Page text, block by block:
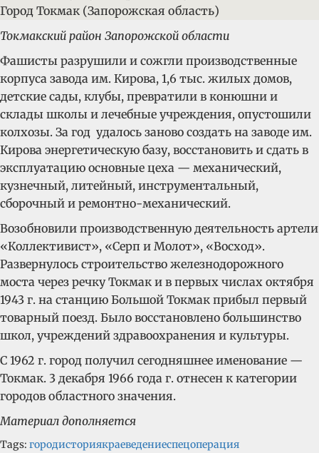
Токмакский район Запорожской области
Фашисты разрушили и сожгли производственные
корпуса завода им. Кирова, 1,6 тыс. жилых домов,
детские сады, клубы, превратили в конюшни и
склады школы и лечебные учреждения, опустошили
колхозы. За год удалось заново создать на заводе им.
Кирова энергетическую базу, восстановить и сдать в
эксплуатацию основные цеха — механический,
кузнечный, литейный, инструментальный,
сборочный и ремонтно-механический.
Возобновили производственную деятельность артели
«Коллективист», «Серп и Молот», «Восход».
Развернулось строительство железнодорожного
моста через речку Токмак и в первых числах октября
1943 г. на станцию Большой Токмак прибыл первый
товарный поезд. Было восстановлено большинство
школ, учреждений здравоохранения и культуры.
С 1962 г. город получил сегодняшнее именование —
Токмак. 3 декабря 1966 года г. отнесен к категории
городов областного значения.
Материал дополняется
Tags: городисториякраеведениеспецоперация